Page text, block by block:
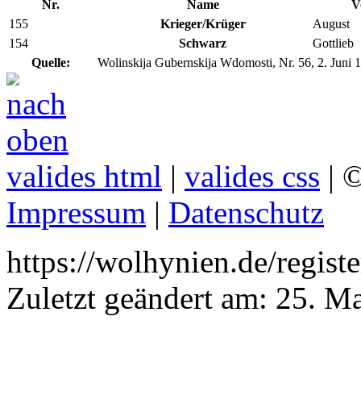
Nr.
Name
Quelle: Wolinskija Gubernskija Wdomosti, Nr. 56, 2. Juni
155 Krieger/Krüger
August
154
Schwarz Gottlieb
valides html | valides css |
Impressum | Datenschutz
https://wolhynien.de/
Zuletzt geändert am: 25.